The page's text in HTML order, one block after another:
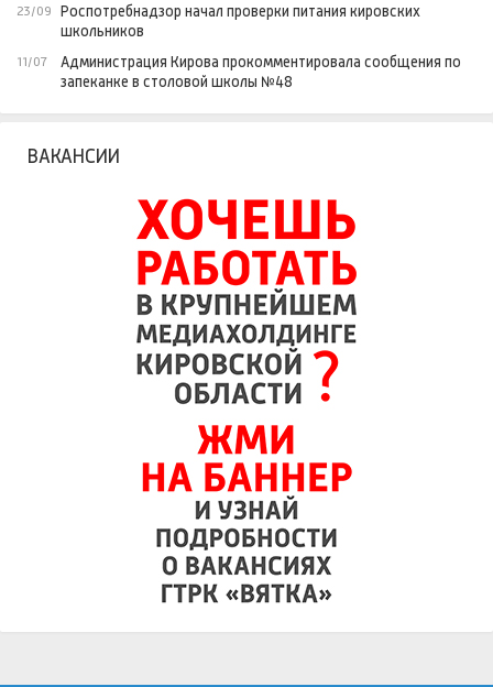
23/09
Роспотребнадзор начал проверки питания кировских
школьников
11/07
Администрация Кирова прокомментировала сообщения по
запеканке в столовой школы №48
ВАКАНСИИ